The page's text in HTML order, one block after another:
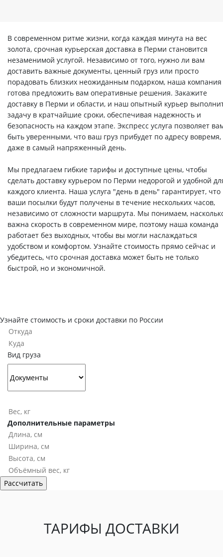
В современном ритме жизни, когда каждая минута на вес
золота, срочная курьерская доставка в Перми становится
незаменимой услугой. Независимо от того, нужно ли вам
доставить важные документы, ценный груз или просто
порадовать близких неожиданным подарком, наша компания
готова предложить вам оперативные решения. Закажите
доставку в Перми и области, и наш опытный курьер
задачу в кратчайшие сроки, обеспечивая надежность и
безопасность на каждом этапе. Экспресс услуга позволяет
быть уверенными, что ваш груз прибудет по адресу вовремя,
даже в самый напряженный день.
Мы предлагаем гибкие тарифы и доступные цены, чтобы
сделать доставку курьером по Перми недорогой и удобной
каждого клиента. Наша услуга "день в день" гарантирует, что
ваши посылки будут получены в течение нескольких часов,
независимо от сложности маршрута. Мы понимаем,
важна скорость в современном мире, поэтому наша команда
работает без выходных, чтобы вы могли наслаждаться
удобством и комфортом. Узнайте стоимость прямо сейчас и
убедитесь, что срочная доставка может быть не только
быстрой, но и экономичной.
Узнайте стоимость и сроки доставки по России
Вид груза
Дополнительные параметры
ТАРИФЫ ДОСТАВКИ